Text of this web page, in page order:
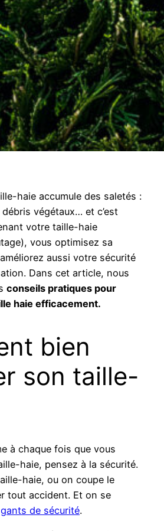
haie accumule des saletés :
végétaux… et c’est
votre taille-haie
vous optimisez sa
aussi votre sécurité
Dans cet article, nous
conseils pratiques pour
haie efficacement.
bien
son taille-
à chaque fois que vous
haie, pensez à la sécurité.
haie, ou on coupe le
tout accident. Et on se
gants de sécurité.